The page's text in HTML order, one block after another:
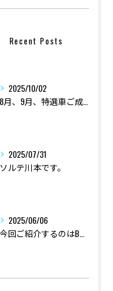
Recent Posts
2025/10/02
2025/07/31
ソルテ川本です。
2025/06/06